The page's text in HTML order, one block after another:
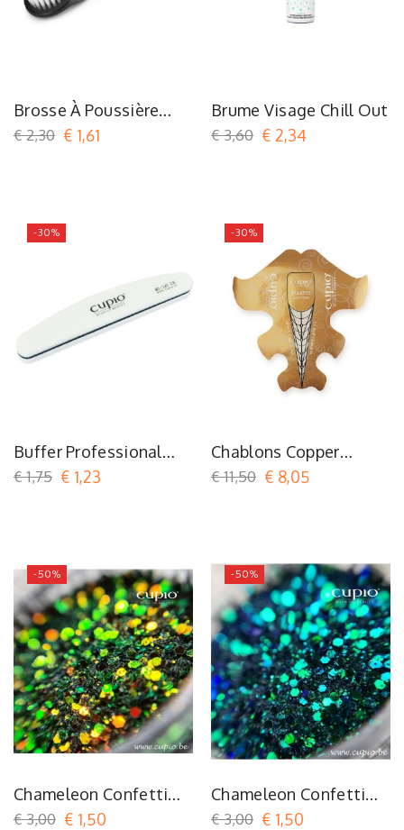
Brosse À Poussière
Noire
€ 2,30 € 1,61
Brume Visage Chill Out
€ 3,60 € 2,34
-30%
Buffer Professional
80/120
€ 1,75 € 1,23
-30%
Chablons Copper
Stiletto
€ 11,50 € 8,05
-50%
Chameleon Confetti
Copper Green
€ 3,00 € 1,50
-50%
Chameleon Confetti
Green Blue
€ 3,00 € 1,50